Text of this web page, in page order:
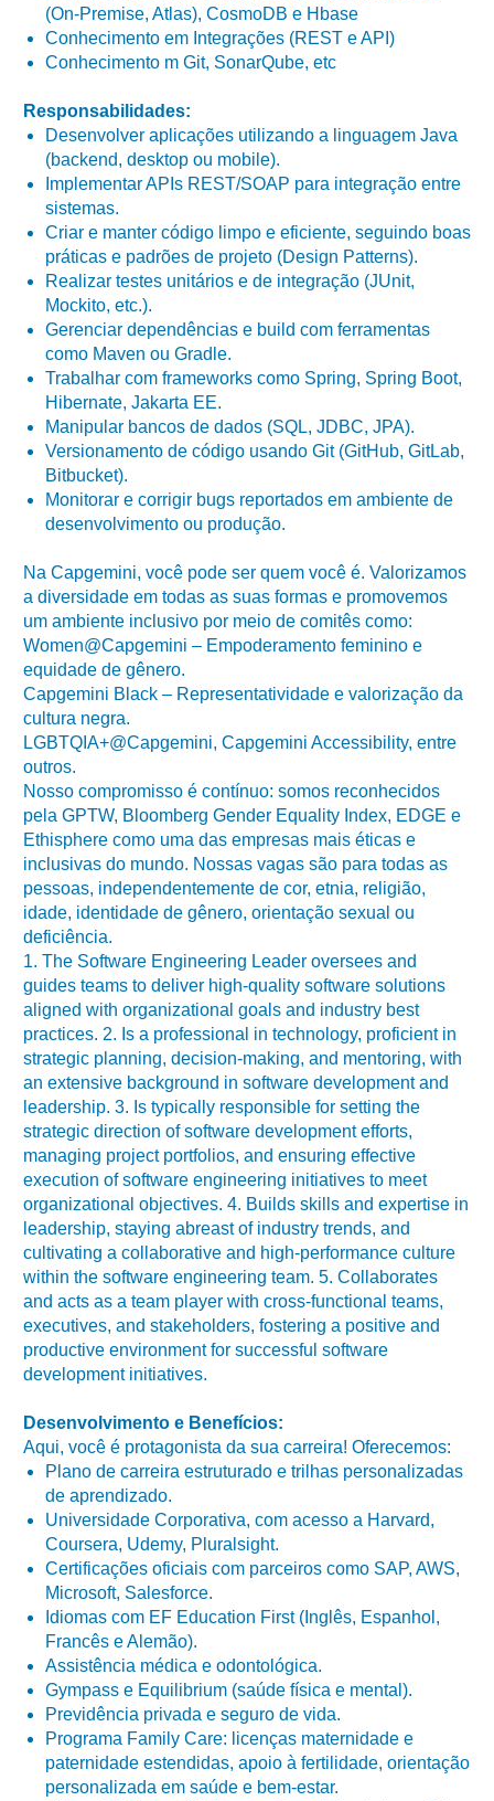
(On-Premise, Atlas), CosmoDB e Hbase
Conhecimento em Integrações (REST e API)
Conhecimento m Git, SonarQube, etc
Responsabilidades:
Desenvolver aplicações utilizando a linguagem Java
(backend, desktop ou mobile).
Implementar APIs REST/SOAP para integração entre
sistemas.
Criar e manter código limpo e eficiente, seguindo boas
práticas e padrões de projeto (Design Patterns).
Realizar testes unitários e de integração (JUnit,
Mockito, etc.).
Gerenciar dependências e build com ferramentas
como Maven ou Gradle.
Trabalhar com frameworks como Spring, Spring Boot,
Hibernate, Jakarta EE.
Manipular bancos de dados (SQL, JDBC, JPA).
Versionamento de código usando Git (GitHub, GitLab,
Bitbucket).
Monitorar e corrigir bugs reportados em ambiente de
desenvolvimento ou produção.
Na Capgemini, você pode ser quem você é. Valorizamos
a diversidade em todas as suas formas e promovemos
um ambiente inclusivo por meio de comitês como:
Women@Capgemini – Empoderamento feminino e
equidade de gênero.
Capgemini Black – Representatividade e valorização da
cultura negra.
LGBTQIA+@Capgemini, Capgemini Accessibility, entre
outros.
Nosso compromisso é contínuo: somos reconhecidos
pela GPTW, Bloomberg Gender Equality Index, EDGE e
Ethisphere como uma das empresas mais éticas e
inclusivas do mundo. Nossas vagas são para todas as
pessoas, independentemente de cor, etnia, religião,
idade, identidade de gênero, orientação sexual ou
deficiência.
1. The Software Engineering Leader oversees and
guides teams to deliver high-quality software solutions
aligned with organizational goals and industry best
practices. 2. Is a professional in technology, proficient in
strategic planning, decision-making, and mentoring, with
an extensive background in software development and
leadership. 3. Is typically responsible for setting the
strategic direction of software development efforts,
managing project portfolios, and ensuring effective
execution of software engineering initiatives to meet
organizational objectives. 4. Builds skills and expertise in
leadership, staying abreast of industry trends, and
cultivating a collaborative and high-performance culture
within the software engineering team. 5. Collaborates
and acts as a team player with cross-functional teams,
executives, and stakeholders, fostering a positive and
productive environment for successful software
development initiatives.
Desenvolvimento e Benefícios:
Aqui, você é protagonista da sua carreira! Oferecemos:
Plano de carreira estruturado e trilhas personalizadas
de aprendizado.
Universidade Corporativa, com acesso a Harvard,
Coursera, Udemy, Pluralsight.
Certificações oficiais com parceiros como SAP, AWS,
Microsoft, Salesforce.
Idiomas com EF Education First (Inglês, Espanhol,
Francês e Alemão).
Assistência médica e odontológica.
Gympass e Equilibrium (saúde física e mental).
Previdência privada e seguro de vida.
Programa Family Care: licenças maternidade e
paternidade estendidas, apoio à fertilidade, orientação
personalizada em saúde e bem-estar.